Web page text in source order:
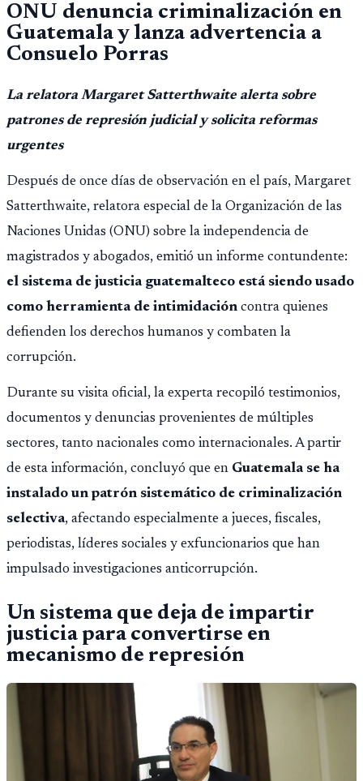
ONU denuncia criminalización en
Guatemala y lanza advertencia a
Consuelo Porras
La relatora Margaret Satterthwaite alerta sobre
patrones de represión judicial y solicita reformas
urgentes
Después de once días de observación en el país, Margaret
Satterthwaite, relatora especial de la Organización de las
Naciones Unidas (ONU) sobre la independencia de
magistrados y abogados, emitió un informe contundente:
el sistema de justicia guatemalteco está siendo usado
como herramienta de intimidación contra quienes
defienden los derechos humanos y combaten la
corrupción.
Durante su visita oficial, la experta recopiló testimonios,
documentos y denuncias provenientes de múltiples
sectores, tanto nacionales como internacionales. A partir
de esta información, concluyó que en Guatemala se ha
instalado un patrón sistemático de criminalización
selectiva, afectando especialmente a jueces, fiscales,
periodistas, líderes sociales y exfuncionarios que han
impulsado investigaciones anticorrupción.
Un sistema que deja de impartir
justicia para convertirse en
mecanismo de represión